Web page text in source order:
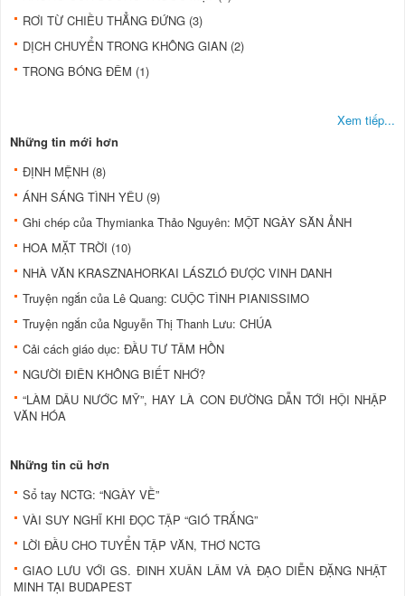
RƠI TỪ CHIỀU THẲNG ĐỨNG (3)
DỊCH CHUYỂN TRONG KHÔNG GIAN (2)
TRONG BÓNG ĐÊM (1)
Xem tiếp...
Những tin mới hơn
ĐỊNH MỆNH (8)
ÁNH SÁNG TÌNH YÊU (9)
Ghi chép của Thymianka Thảo Nguyên: MỘT NGÀY SĂN ẢNH
HOA MẶT TRỜI (10)
NHÀ VĂN KRASZNAHORKAI LÁSZLÓ ĐƯỢC VINH DANH
Truyện ngắn của Lê Quang: CUỘC TÌNH PIANISSIMO
Truyện ngắn của Nguyễn Thị Thanh Lưu: CHÚA
Cải cách giáo dục: ĐẦU TƯ TÂM HỒN
NGƯỜI ĐIÊN KHÔNG BIẾT NHỚ?
“LÀM DÂU NƯỚC MỸ”, HAY LÀ CON ĐƯỜNG DẪN TỚI HỘI NHẬP
VĂN HÓA
Những tin cũ hơn
Sổ tay NCTG: “NGÀY VỀ”
VÀI SUY NGHĨ KHI ĐỌC TẬP “GIÓ TRẮNG”
LỜI ĐẦU CHO TUYỂN TẬP VĂN, THƠ NCTG
GIAO LƯU VỚI GS. ĐINH XUÂN LÂM VÀ ĐẠO DIỄN ĐẶNG NHẬT
MINH TẠI BUDAPEST